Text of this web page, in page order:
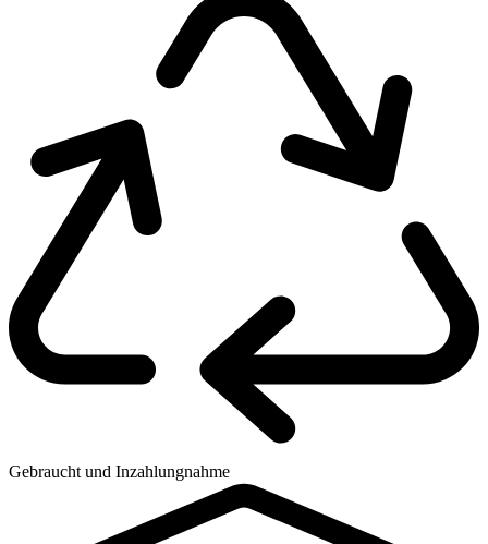
Gebraucht und Inzahlungnahme